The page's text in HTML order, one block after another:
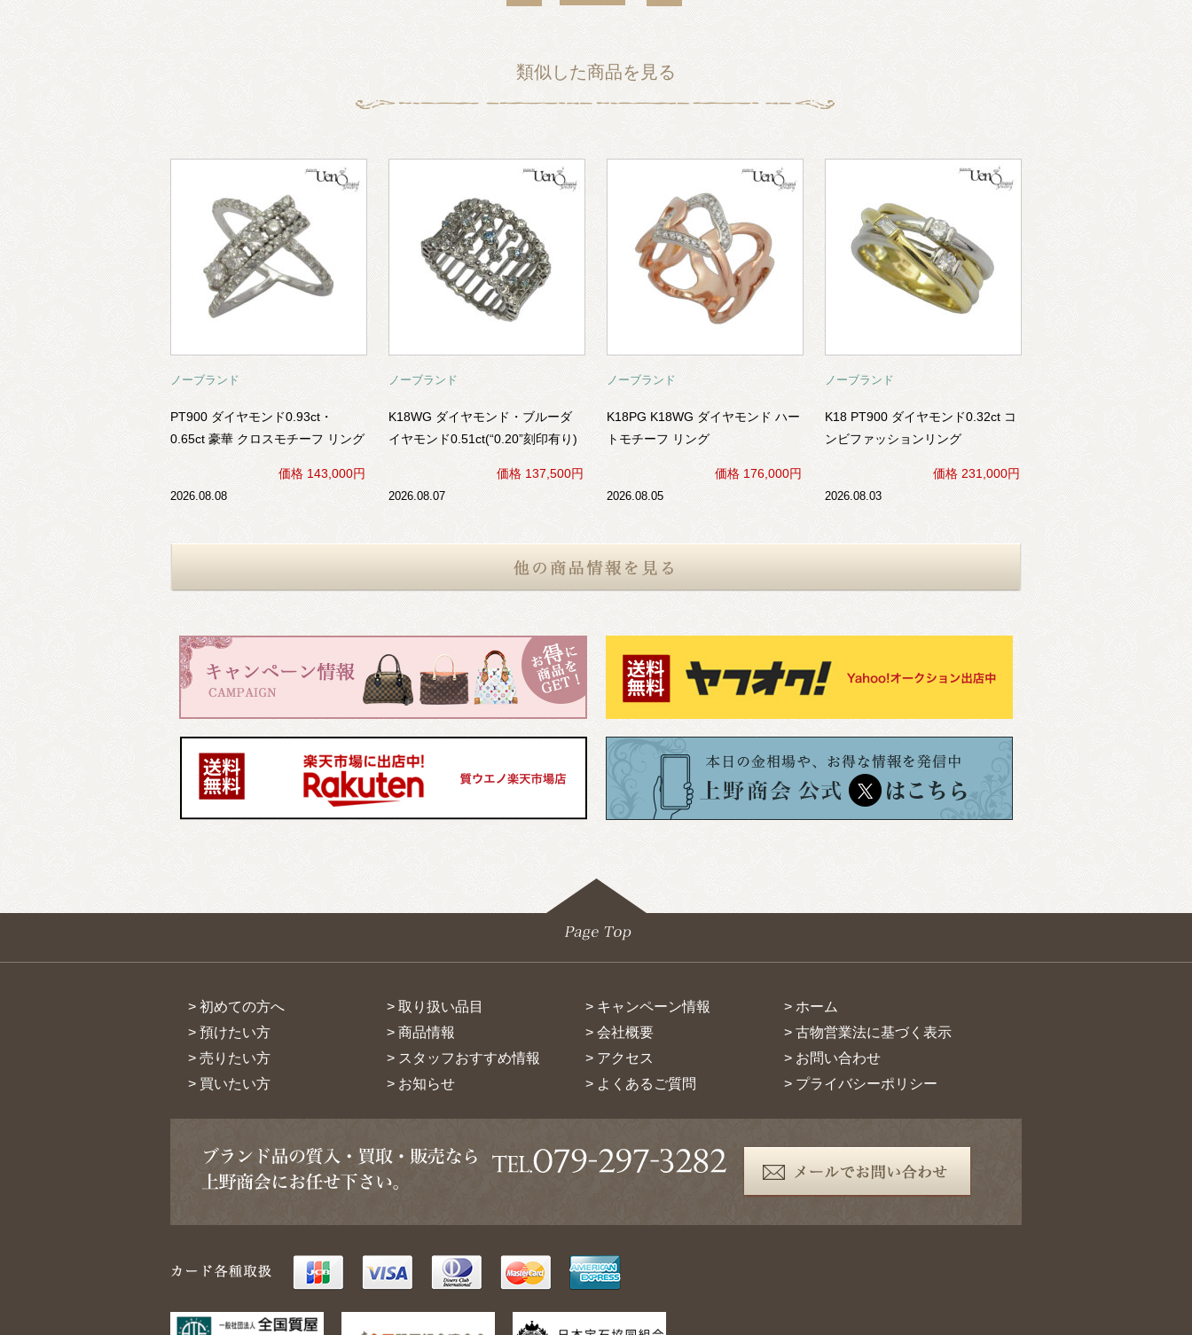
類似した商品を見る
ノーブランド
PT900 ダイヤモンド0.93ct・
0.65ct 豪華 クロスモチーフ リング
価格 143,000円
2026.08.08
ノーブランド
K18WG ダイヤモンド・ブルーダ
イヤモンド0.51ct(“0.20”刻印有り)
ラティス(格子)モチーフ ファッシ
ョンリング
価格 137,500円
2026.08.07
ノーブランド
K18PG K18WG ダイヤモンド ハー
トモチーフ リング
価格 176,000円
2026.08.05
ノーブランド
K18 PT900 ダイヤモンド0.32ct コ
ンビファッションリング
価格 231,000円
2026.08.03
> 初めての方へ > 取り扱い品目 > キャンペーン情報
> ホーム
> 預けたい方
> 商品情報 > 会社概要
> 古物営業法に基づく表示
> 売りたい方
> スタッフおすすめ情報 > アクセス
> お問い合わせ
> 買いたい方
> お知らせ > よくあるご質問 > プライバシーポリシー